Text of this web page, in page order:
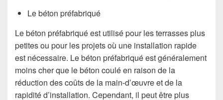
Le béton préfabriqué
Le béton préfabriqué est utilisé pour les terrasses plus
petites ou pour les projets où une installation rapide
est nécessaire. Le béton préfabriqué est généralement
moins cher que le béton coulé en raison de la
réduction des coûts de la main-d’œuvre et de la
rapidité d’installation. Cependant, il peut être plus